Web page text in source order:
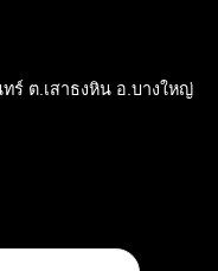
ร์ ต.เสาธงหิน อ.บางใหญ่